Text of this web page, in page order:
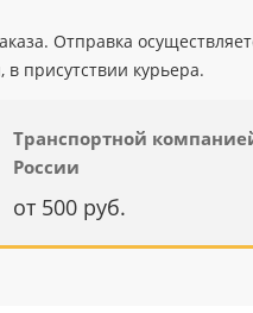
Отправка
в присутствии курьера.
Транспортной
России
от 500 руб.